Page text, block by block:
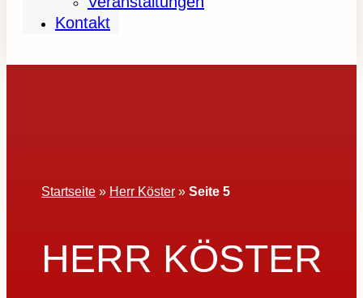
Kontakt
Startseite » Herr Köster »Seite 5
HERR KÖSTER